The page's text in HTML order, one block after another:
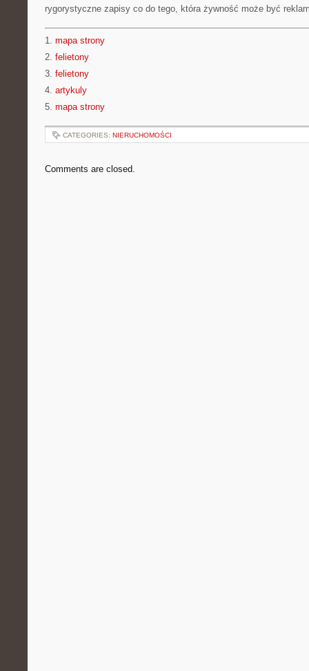
rygorystyczne zapisy co do tego, która żywność może być
1. mapa strony
2. felietony
3. felietony
4. artykuly
5. mapa strony
CATEGORIES: NIERUCHOMOŚCI
Comments are closed.